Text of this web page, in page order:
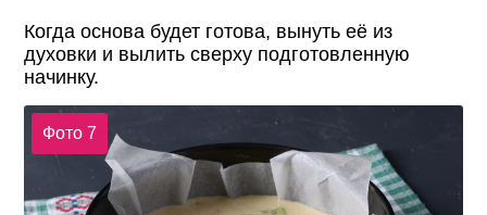
Когда основа будет готова, вынуть её из
духовки и вылить сверху подготовленную
начинку.
Фото 7